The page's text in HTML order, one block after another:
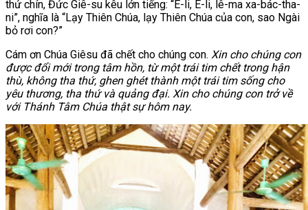
thứ chín, Đức Giê-su kêu lớn tiếng: “Ê-li, Ê-li, lê-ma xa-bác-tha-
ni”, nghĩa là “Lạy Thiên Chúa, lạy Thiên Chúa của con, sao Ngài
bỏ rơi con?”
Cám ơn Chúa Giêsu đã chết cho chúng con. Xin cho chúng con
được đổi mới trong tâm hồn, từ một trái tim chết trong hận
thù, không tha thứ, ghen ghét thành một trái tim sống cho
yêu thương, tha thứ và quảng đại. Xin cho chúng con trở về
với Thánh Tâm Chúa thật sự hôm nay.